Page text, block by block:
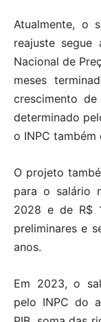
Atualmente, o
reajuste
Nacional de
meses
crescimento
determinado
o INPC também
O projeto
para o salário
2028 e de R$
preliminares e
anos.
Em 2023, o
pelo INPC do